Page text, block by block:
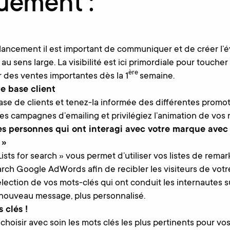
il est important de communiquer et de créer
sens large. La visibilité est ici primordiale pour
ventes importantes dès la 1ère semaine.
base client
de clients et tenez-la informée des différentes
campagnes d’emailing et privilégiez l’animation de vos
personnes qui ont interagi avec votre marque
for search » vous permet d’utiliser vos listes de
Google AdWords afin de recibler les visiteurs de
de vos mots-clés qui ont conduit les internautes
message, plus personnalisé.
clés !
avec soin les mots clés les plus pertinents pour